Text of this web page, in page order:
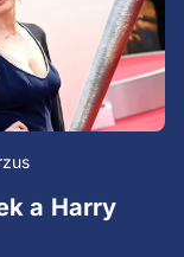
a Harry